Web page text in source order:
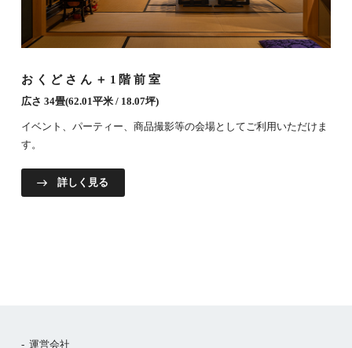
おくどさん＋1階前室
広さ 34畳(62.01平米 / 18.07坪)
イベント、パーティー、商品撮影等の会場としてご利用いただけま
す。
詳しく見る
運営会社